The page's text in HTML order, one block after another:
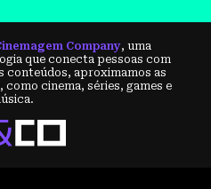
Company, uma
que conecta pessoas com
conteúdos, aproximamos as
como cinema, séries, games e